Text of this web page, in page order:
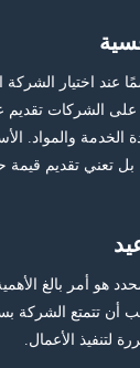
عند اختيار الشركة
على الشركات
والمواد.
بل تعني تقديم قيمة
هو أمر بالغ
أن تتمتع الشركة
لتنفيذ الأعمال.